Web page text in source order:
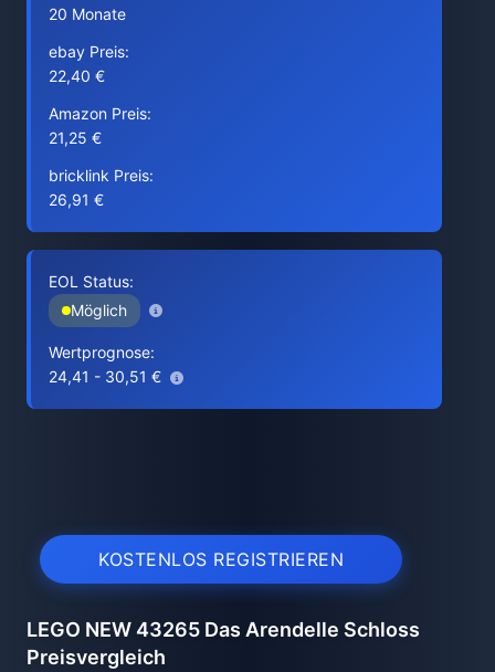
20 Monate
ebay Preis:
22,40 €
Amazon Preis:
21,25 €
bricklink Preis:
26,91 €
EOL Status:
Möglich
Wertprognose:
24,41 - 30,51 €
KOSTENLOS REGISTRIEREN
LEGO NEW 43265 Das Arendelle Schloss
Preisvergleich